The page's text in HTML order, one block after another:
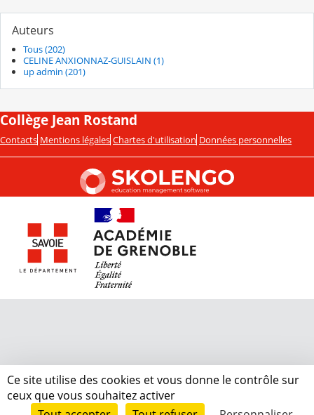
Auteurs
Tous (202)
CELINE ANXIONNAZ-GUISLAIN (1)
up admin (201)
Collège Jean Rostand
Contacts Mentions légales Chartes d'utilisation Données personnelles
Ce site utilise des cookies et vous donne le contrôle sur
ceux que vous souhaitez activer